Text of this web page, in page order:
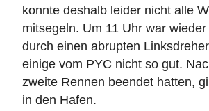
konnte deshalb leider nicht alle
mitsegeln. Um 11 Uhr war wieder
durch einen abrupten
einige vom PYC nicht so gut.
zweite Rennen beendet hatten,
in den Hafen.